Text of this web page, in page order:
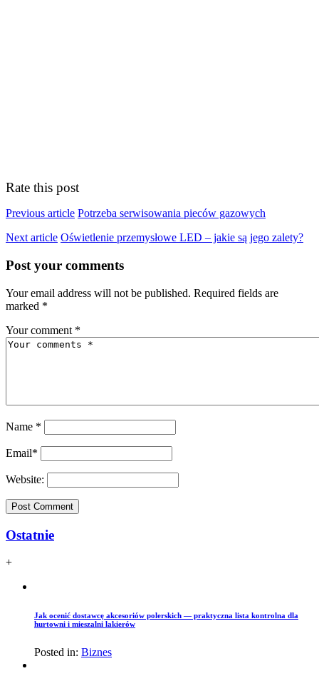
Rate this post
Previous article Potrzeba serwisowania pieców gazowych
Next article Oświetlenie przemysłowe LED – jakie są jego zalety?
Post your comments
Your email address will not be published. Required fields are
marked *
Your comment *
Name *
Email*
Website:
Ostatnie
+
Jak ocenić dostawcę akcesoriów polerskich — praktyczna lista kontrolna dla
hurtowni i mieszalni lakierów
Posted in: Biznes